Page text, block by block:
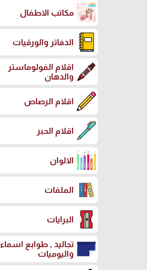
مكاتب الاطفال
الدفاتر والورقيات
اقلام الفولوماستر
والدهان
اقلام الرصاص
اقلام الحبر
الالوان
الملفات
البرايات
تجاليد , طوابع اسماء
واليوميات